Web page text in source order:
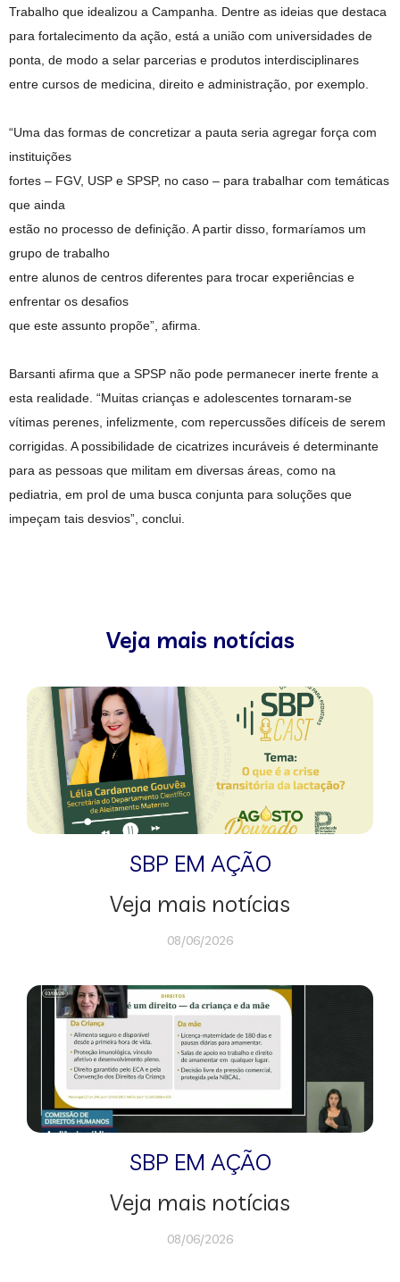
Trabalho que idealizou a Campanha. Dentre as ideias que destaca
para fortalecimento da ação, está a união com universidades de
ponta, de modo a selar parcerias e produtos interdisciplinares
entre cursos de medicina, direito e administração, por exemplo.
“Uma das formas de concretizar a pauta seria agregar força com
instituições
fortes – FGV, USP e SPSP, no caso – para trabalhar com temáticas
que ainda
estão no processo de definição. A partir disso, formaríamos um
grupo de trabalho
entre alunos de centros diferentes para trocar experiências e
enfrentar os desafios
que este assunto propõe”, afirma.
Barsanti afirma que a SPSP não pode permanecer inerte frente a
esta realidade. “Muitas crianças e adolescentes tornaram-se
vítimas perenes, infelizmente, com repercussões difíceis de serem
corrigidas. A possibilidade de cicatrizes incuráveis é determinante
para as pessoas que militam em diversas áreas, como na
pediatria, em prol de uma busca conjunta para soluções que
impeçam tais desvios”, conclui.
Veja mais notícias
SBP EM AÇÃO
Veja mais notícias
08/06/2026
SBP EM AÇÃO
Veja mais notícias
08/06/2026